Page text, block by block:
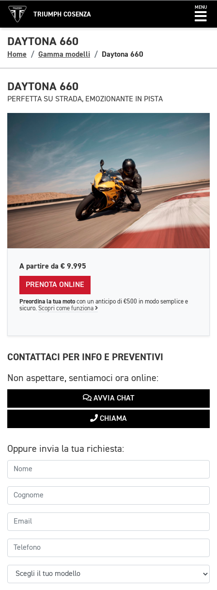
TRIUMPH COSENZA
MENU
DAYTONA 660
Home Gamma modelli Daytona 660
DAYTONA 660
PERFETTA SU STRADA, EMOZIONANTE IN PISTA
A partire da € 9.995
PRENOTA ONLINE
Preordina la tua moto con un anticipo di €500 in modo semplice e
sicuro. Scopri come funziona
CONTATTACI PER INFO E PREVENTIVI
Non aspettare, sentiamoci ora online:
AVVIA CHAT
CHIAMA
Oppure invia la tua richiesta: